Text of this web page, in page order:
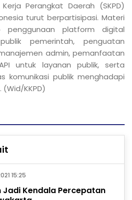
Perangkat Daerah (SKPD)
turut berpartisipasi. Materi
penggunaan platform digital
pemerintah, penguatan
admin, pemanfaatan
untuk layanan publik, serta
komunikasi publik menghadapi
KKPD)
15:25
Jadi Kendala Percepatan